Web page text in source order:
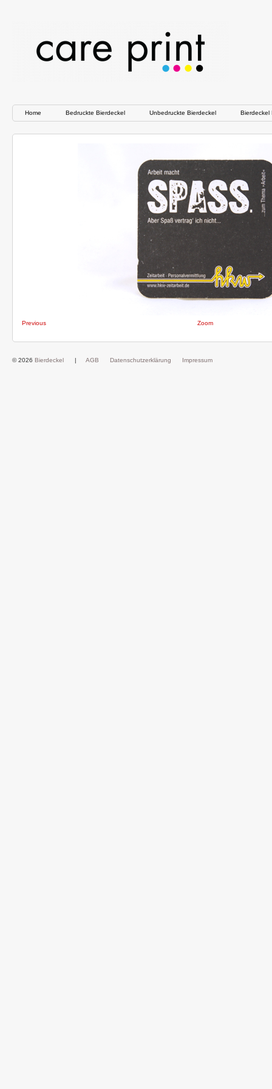
Home Bedruckte Bierdeckel Unbedruckte Bierdeckel Bierdeckel
Previous Zoom
© 2026 Bierdeckel | AGB Datenschutzerklärung Impressum